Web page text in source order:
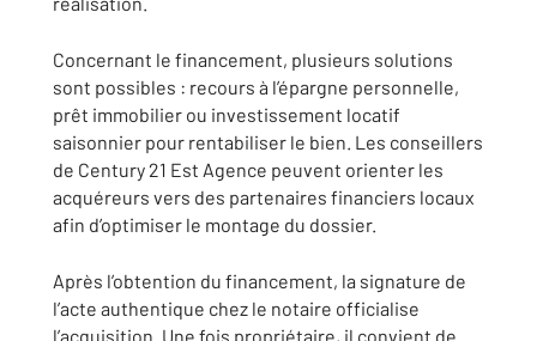
Concernant le financement, plusieurs solutions
sont possibles : recours à l’épargne personnelle,
prêt immobilier ou investissement locatif
saisonnier pour rentabiliser le bien. Les conseillers
de Century 21 Est Agence peuvent orienter les
acquéreurs vers des partenaires financiers locaux
afin d’optimiser le montage du dossier.
Après l’obtention du financement, la signature de
l’acte authentique chez le notaire officialise
l’acquisition. Une fois propriétaire, il convient de